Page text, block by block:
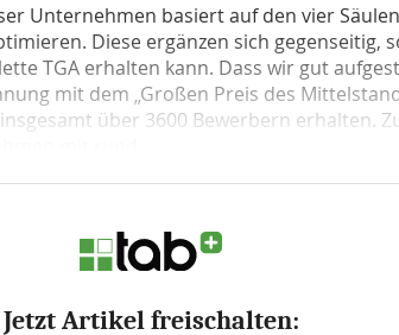
Unternehmen basiert auf den vier
Diese ergänzen sich gegenseitig,
TGA erhalten kann. Dass wir gut
mit dem „Großen Preis des
über 3600 Bewerbern erhalten.
Jetzt Artikel freischalten: